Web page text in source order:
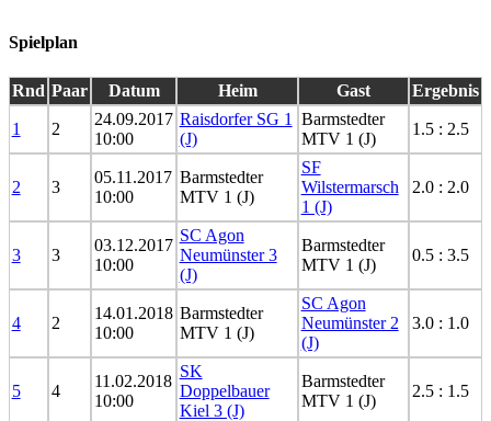
Spielplan
Rnd Paar Datum Heim Gast Ergebnis
1 2
24.09.2017
10:00
Raisdorfer SG 1
(J)
Barmstedter
MTV 1 (J)
1.5 : 2.5
2 3
05.11.2017
10:00
Barmstedter
MTV 1 (J)
SF
Wilstermarsch
1 (J)
2.0 : 2.0
3 3
03.12.2017
10:00
SC Agon
Neumünster 3
(J)
Barmstedter
MTV 1 (J)
0.5 : 3.5
4 2
14.01.2018
10:00
Barmstedter
MTV 1 (J)
SC Agon
Neumünster 2
(J)
3.0 : 1.0
5 4
11.02.2018
10:00
SK
Doppelbauer
Kiel 3 (J)
Barmstedter
MTV 1 (J)
2.5 : 1.5